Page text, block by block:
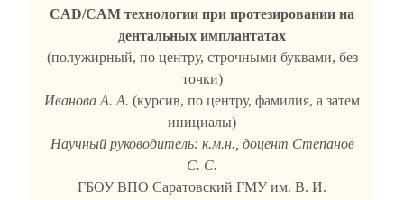
CAD/CAM технологии при протезировании на
дентальных имплантатах
(полужирный, по центру, строчными буквами, без
точки)
Иванова А. А. (курсив, по центру, фамилия, а затем
инициалы)
Научный руководитель: к.м.н., доцент Степанов
С. С.
ГБОУ ВПО Саратовский ГМУ им. В. И.